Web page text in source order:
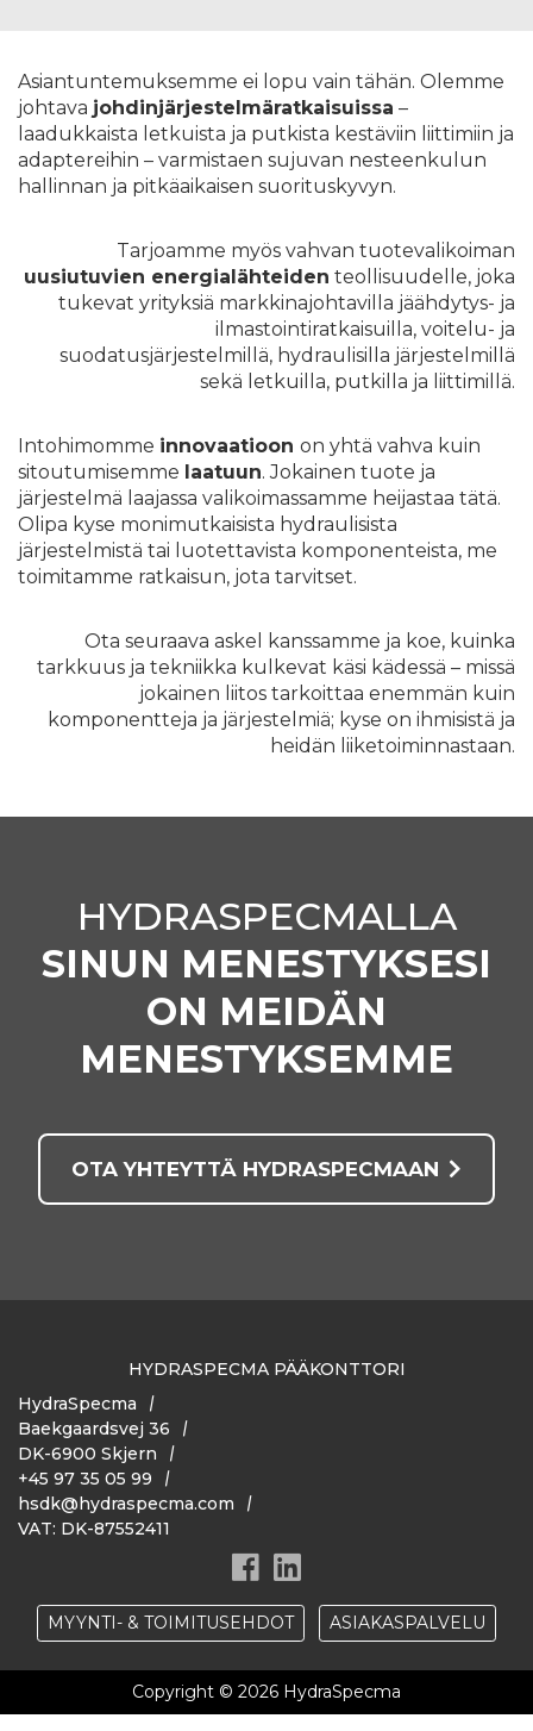
Asiantuntemuksemme ei lopu vain tähän. Olemme
johtava johdinjärjestelmäratkaisuissa –
laadukkaista letkuista ja putkista kestäviin liittimiin ja
adaptereihin – varmistaen sujuvan nesteenkulun
hallinnan ja pitkäaikaisen suorituskyvyn.
Tarjoamme myös vahvan tuotevalikoiman
uusiutuvien energialähteiden teollisuudelle, joka
tukevat yrityksiä markkinajohtavilla jäähdytys- ja
ilmastointiratkaisuilla, voitelu- ja
suodatusjärjestelmillä, hydraulisilla järjestelmillä
sekä letkuilla, putkilla ja liittimillä.
Intohimomme innovaatioon on yhtä vahva kuin
sitoutumisemme laatuun. Jokainen tuote ja
järjestelmä laajassa valikoimassamme heijastaa tätä.
Olipa kyse monimutkaisista hydraulisista
järjestelmistä tai luotettavista komponenteista, me
toimitamme ratkaisun, jota tarvitset.
Ota seuraava askel kanssamme ja koe, kuinka
tarkkuus ja tekniikka kulkevat käsi kädessä – missä
jokainen liitos tarkoittaa enemmän kuin
komponentteja ja järjestelmiä; kyse on ihmisistä ja
heidän liiketoiminnastaan.
HYDRASPECMALLA
SINUN MENESTYKSESI
ON MEIDÄN
MENESTYKSEMME
OTA YHTEYTTÄ HYDRASPECMAAN
HYDRASPECMA PÄÄKONTTORI
HydraSpecma
Baekgaardsvej 36
DK-6900 Skjern
+45 97 35 05 99
hsdk@hydraspecma.com
VAT: DK-87552411
MYYNTI- & TOIMITUSEHDOT ASIAKASPALVELU
Copyright © 2026 HydraSpecma